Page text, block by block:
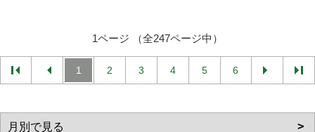
1ページ （全247ページ中）
1 2 3 4 5 6